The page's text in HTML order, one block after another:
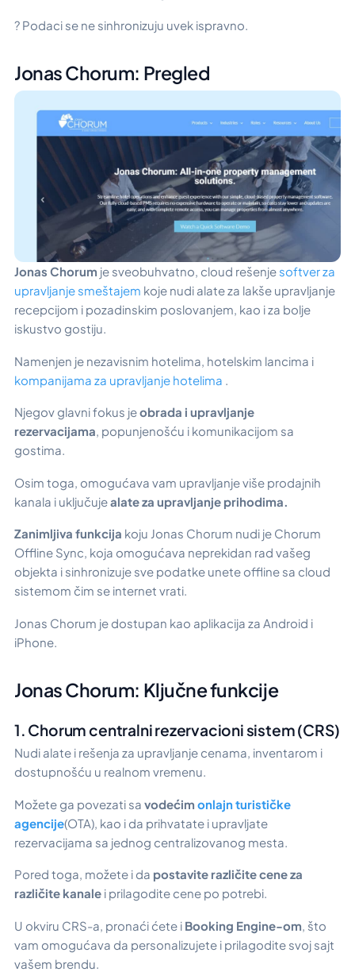
? Podaci se ne sinhronizuju uvek ispravno.
Jonas Chorum: Pregled
Jonas Chorum je sveobuhvatno, cloud rešenje softver za
upravljanje smeštajem koje nudi alate za lakše upravljanje
recepcijom i pozadinskim poslovanjem, kao i za bolje
iskustvo gostiju.
Namenjen je nezavisnim hotelima, hotelskim lancima i
kompanijama za upravljanje hotelima .
Njegov glavni fokus jeobrada i upravljanje
rezervacijama, popunjenošću i komunikacijom sa
gostima.
Osim toga, omogućava vam upravljanje više prodajnih
kanala i uključujealate za upravljanje prihodima.
Zanimljiva funkcija koju Jonas Chorum nudi je Chorum
Offline Sync, koja omogućava neprekidan rad vašeg
objekta i sinhronizuje sve podatke unete offline sa cloud
sistemom čim se internet vrati.
Jonas Chorum je dostupan kao aplikacija za Android i
iPhone.
Jonas Chorum: Ključne funkcije
1. Chorum centralni rezervacioni sistem (CRS)
Nudi alate i rešenja za upravljanje cenama, inventarom i
dostupnošću u realnom vremenu.
Možete ga povezati sa vodećim onlajn turističke
agencije(OTA), kao i da prihvatate i upravljate
rezervacijama sa jednog centralizovanog mesta.
Pored toga, možete i da postavite različite cene za
različite kanale i prilagodite cene po potrebi.
U okviru CRS-a, pronaći ćete i Booking Engine-om, što
vam omogućava da personalizujete i prilagodite svoj sajt
vašem brendu.